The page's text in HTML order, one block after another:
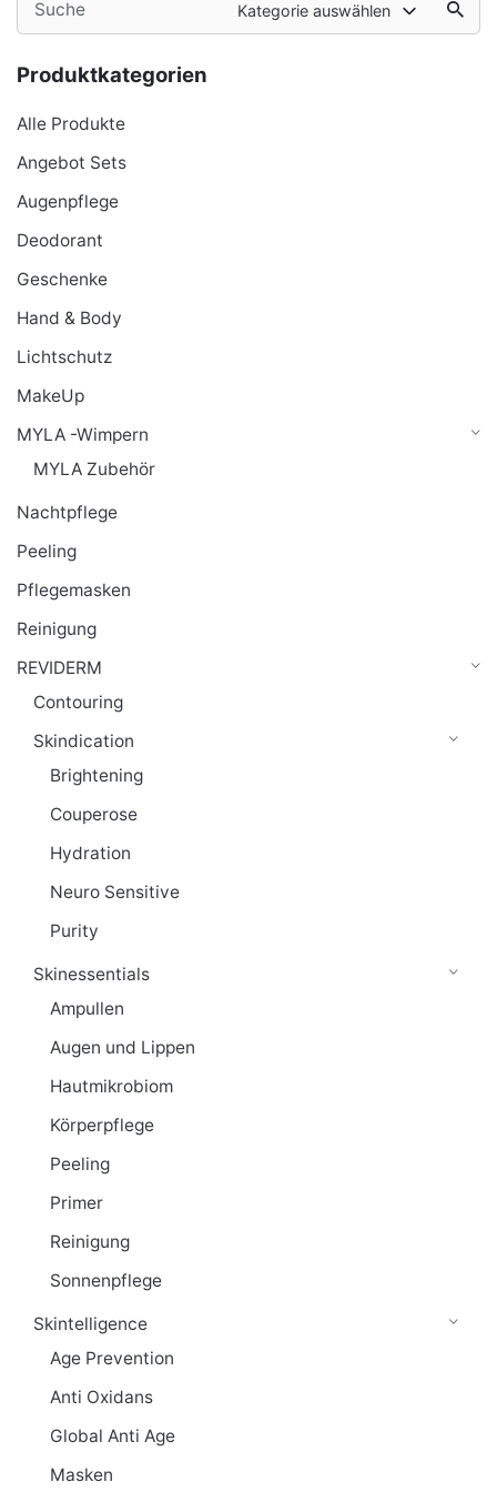
for
Kategorie auswählen
Produktkategorien
Alle Produkte
Angebot Sets
Augenpflege
Deodorant
Geschenke
Hand & Body
Lichtschutz
MakeUp
MYLA -Wimpern
MYLA Zubehör
Nachtpflege
Peeling
Pflegemasken
Reinigung
REVIDERM
Contouring
Skindication
Brightening
Couperose
Hydration
Neuro Sensitive
Purity
Skinessentials
Ampullen
Augen und Lippen
Hautmikrobiom
Körperpflege
Peeling
Primer
Reinigung
Sonnenpflege
Skintelligence
Age Prevention
Anti Oxidans
Global Anti Age
Masken